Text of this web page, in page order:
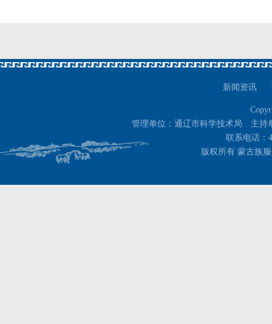
新闻资讯
管理单位：通辽市科学技术局 主持
联系电话：
版权所有 蒙古族